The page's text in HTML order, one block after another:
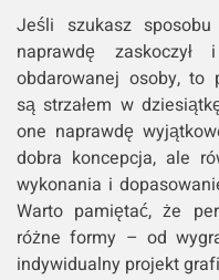
Jeśli szukasz
naprawdę
obdarowanej osoby, to
są strzałem w
one naprawdę
dobra koncepcja, ale
wykonania i
Warto pamiętać, że
różne formy – od
indywidualny projekt